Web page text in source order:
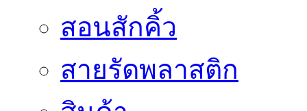
สอนสักคิ้ว
สายรัดพลาสติก